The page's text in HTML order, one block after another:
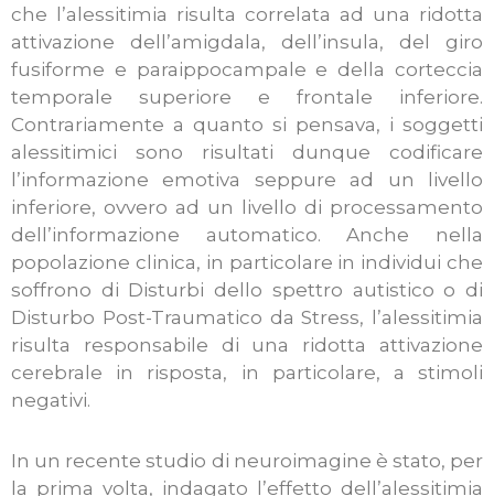
che l’alessitimia risulta correlata ad una ridotta
attivazione dell’amigdala, dell’insula, del giro
fusiforme e paraippocampale e della corteccia
temporale superiore e frontale inferiore.
Contrariamente a quanto si pensava, i soggetti
alessitimici sono risultati dunque codificare
l’informazione emotiva seppure ad un livello
inferiore, ovvero ad un livello di processamento
dell’informazione automatico. Anche nella
popolazione clinica, in particolare in individui che
soffrono di Disturbi dello spettro autistico o di
Disturbo Post-Traumatico da Stress, l’alessitimia
risulta responsabile di una ridotta attivazione
cerebrale in risposta, in particolare, a stimoli
negativi.
In un recente studio di neuroimagine è stato, per
la prima volta, indagato l’effetto dell’alessitimia